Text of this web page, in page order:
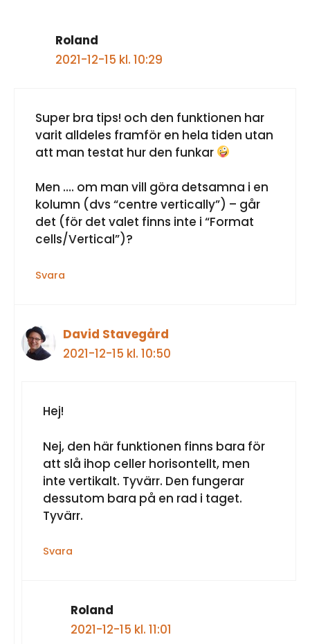
Roland
2021-12-15 kl. 10:29
Super bra tips! och den funktionen har
varit alldeles framför en hela tiden utan
att man testat hur den funkar
Men …. om man vill göra detsamna i en
kolumn (dvs “centre vertically”) – går
det (för det valet finns inte i “Format
cells/Vertical”)?
Svara
David Stavegård
2021-12-15 kl. 10:50
Hej!
Nej, den här funktionen finns bara för
att slå ihop celler horisontellt, men
inte vertikalt. Tyvärr. Den fungerar
dessutom bara på en rad i taget.
Tyvärr.
Svara
Roland
2021-12-15 kl. 11:01